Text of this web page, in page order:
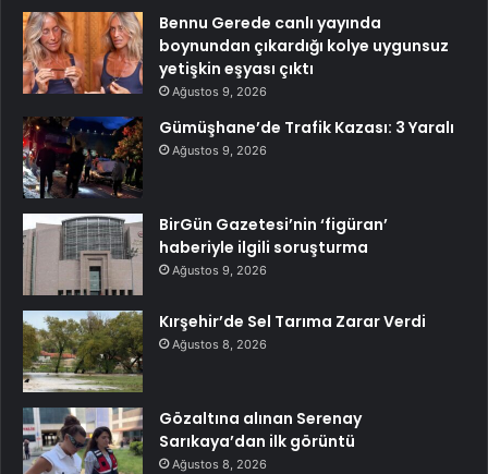
Bennu Gerede canlı yayında
boynundan çıkardığı kolye uygunsuz
yetişkin eşyası çıktı
Ağustos 9, 2026
Gümüşhane’de Trafik Kazası: 3 Yaralı
Ağustos 9, 2026
BirGün Gazetesi’nin ‘figüran’
haberiyle ilgili soruşturma
Ağustos 9, 2026
Kırşehir’de Sel Tarıma Zarar Verdi
Ağustos 8, 2026
Gözaltına alınan Serenay
Sarıkaya’dan ilk görüntü
Ağustos 8, 2026